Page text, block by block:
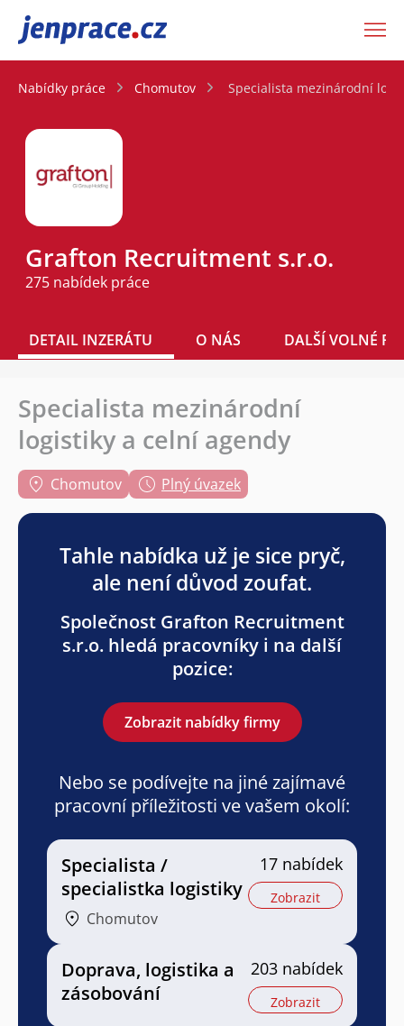
JenPráce.cz
Nabídky práce Chomutov Specialista mezinárodní
Grafton Recruitment s.r.o.
275 nabídek práce
DETAIL INZERÁTU O NÁS DALŠÍ VOLNÉ
Specialista mezinárodní
logistiky a celní agendy
Chomutov Plný úvazek
Tahle nabídka už je sice pryč,
ale není důvod zoufat.
Společnost Grafton Recruitment
s.r.o. hledá pracovníky i na další
pozice:
Zobrazit nabídky firmy
Nebo se podívejte na jiné zajímavé
pracovní příležitosti ve vašem okolí:
Specialista /
specialistka logistiky
Chomutov
17 nabídek
Zobrazit
Doprava, logistika a
zásobování
203 nabídek
Zobrazit